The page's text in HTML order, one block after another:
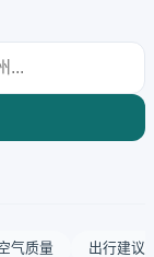
气质量 出行建议